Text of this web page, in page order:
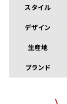
スタイル
デザイン
生産地
ブランド